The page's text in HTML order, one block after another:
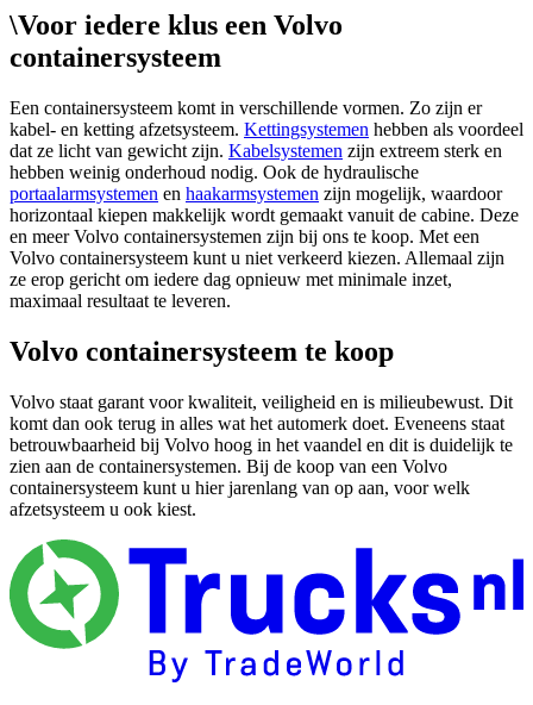
\Voor iedere klus een Volvo
containersysteem
Een containersysteem komt in verschillende vormen. Zo zijn er
kabel- en ketting afzetsysteem. Kettingsystemen hebben als voordeel
dat ze licht van gewicht zijn. Kabelsystemen zijn extreem sterk en
hebben weinig onderhoud nodig. Ook de hydraulische
portaalarmsystemen en haakarmsystemen zijn mogelijk, waardoor
horizontaal kiepen makkelijk wordt gemaakt vanuit de cabine. Deze
en meer Volvo containersystemen zijn bij ons te koop. Met een
Volvo containersysteem kunt u niet verkeerd kiezen. Allemaal zijn
ze erop gericht om iedere dag opnieuw met minimale inzet,
maximaal resultaat te leveren.
Volvo containersysteem te koop
Volvo staat garant voor kwaliteit, veiligheid en is milieubewust. Dit
komt dan ook terug in alles wat het automerk doet. Eveneens staat
betrouwbaarheid bij Volvo hoog in het vaandel en dit is duidelijk te
zien aan de containersystemen. Bij de koop van een Volvo
containersysteem kunt u hier jarenlang van op aan, voor welk
afzetsysteem u ook kiest.